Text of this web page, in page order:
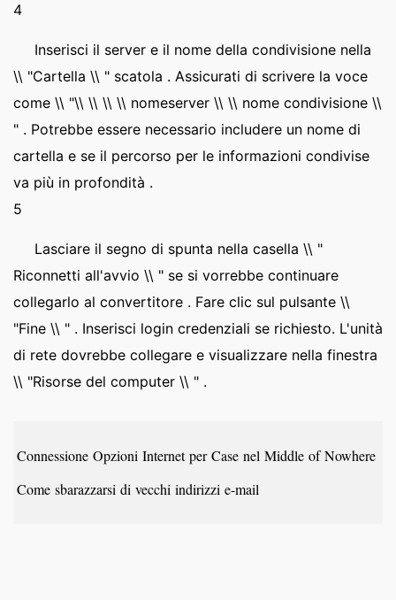
4
Inserisci il server e il nome della condivisione nella
\\ "Cartella \\ " scatola . Assicurati di scrivere la voce
come \\ "\\ \\ \\ \\ nomeserver \\ \\ nome condivisione \\
" . Potrebbe essere necessario includere un nome di
cartella e se il percorso per le informazioni condivise
va più in profondità .
5
Lasciare il segno di spunta nella casella \\ "
Riconnetti all'avvio \\ " se si vorrebbe continuare
collegarlo al convertitore . Fare clic sul pulsante \\
"Fine \\ " . Inserisci login credenziali se richiesto. L'unità
di rete dovrebbe collegare e visualizzare nella finestra
\\ "Risorse del computer \\ " .
Connessione Opzioni Internet per Case nel Middle of Nowhere
Come sbarazzarsi di vecchi indirizzi e-mail